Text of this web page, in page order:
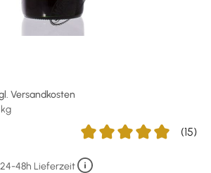
Versandkosten
(15)
48h Lieferzeit